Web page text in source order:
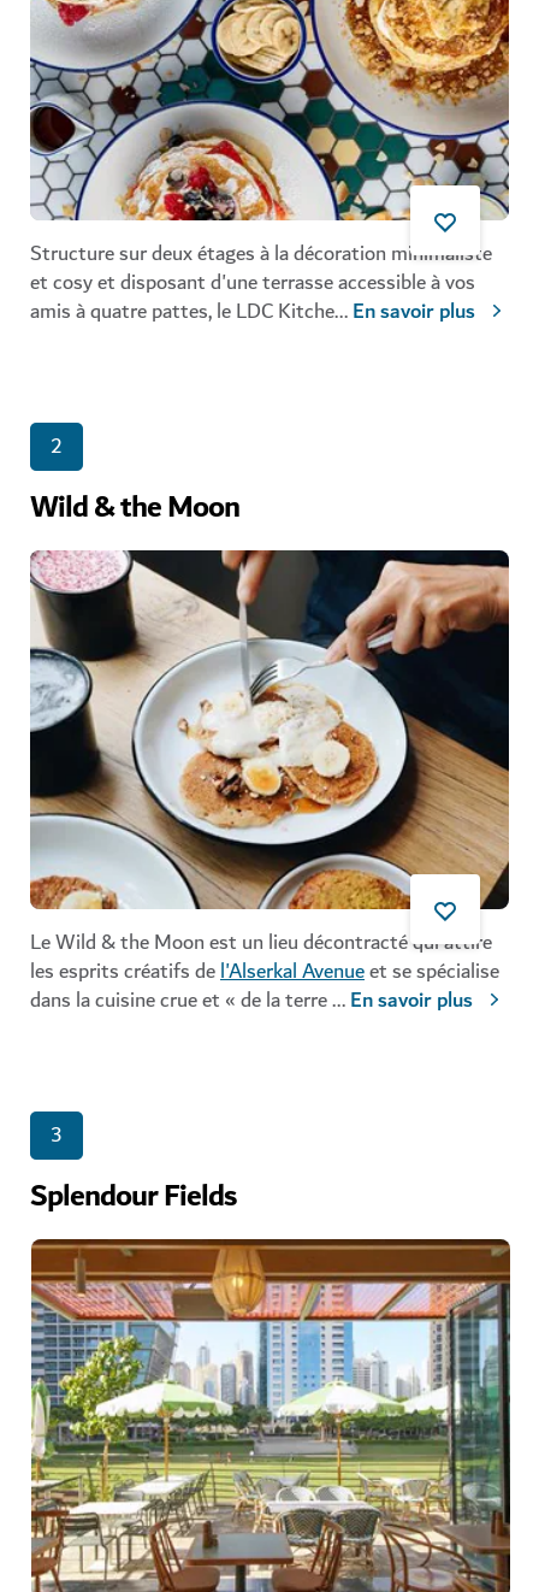
Structure sur deux étages à la décoration minimaliste
et cosy et disposant d'une terrasse accessible à vos
amis à quatre pattes, le LDC Kitche...En savoir plus
2
Wild & the Moon
Le Wild & the Moon est un lieu décontracté qui attire
les esprits créatifs del'Alserkal Avenueet se spécialise
dans la cuisine crue et « de la terre...En savoir plus
3
Splendour Fields